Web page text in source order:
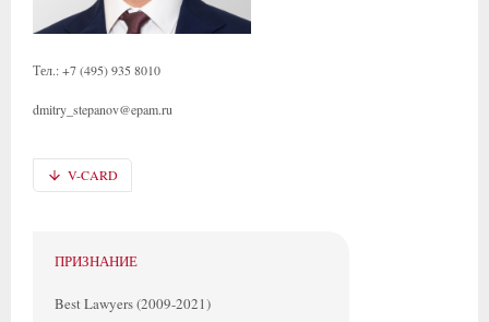
Тел.: +7 (495) 935 8010
dmitry_stepanov@epam.ru
V-CARD
ПРИЗНАНИЕ
Best Lawyers (2009-2021)